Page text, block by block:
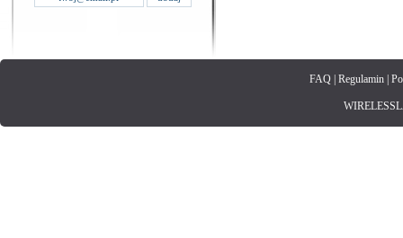
FAQ| Regulamin|